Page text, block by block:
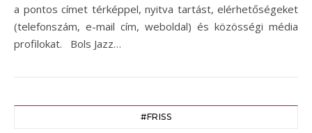
a pontos címet térképpel, nyitva tartást, elérhetőségeket
(telefonszám, e-mail cím, weboldal) és közösségi média
profilokat. Bols Jazz…
#FRISS